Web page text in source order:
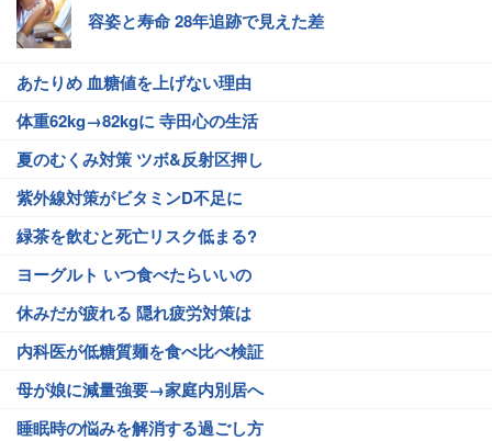
容姿と寿命 28年追跡で見えた差
あたりめ 血糖値を上げない理由
体重62kg→82kgに 寺田心の生活
夏のむくみ対策 ツボ&反射区押し
紫外線対策がビタミンD不足に
緑茶を飲むと死亡リスク低まる?
ヨーグルト いつ食べたらいいの
休みだが疲れる 隠れ疲労対策は
内科医が低糖質麺を食べ比べ検証
母が娘に減量強要→家庭内別居へ
睡眠時の悩みを解消する過ごし方